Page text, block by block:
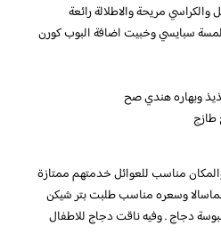
مريحة والاطلالة رائعة
لمسة سبايسي وخبيت اضافة البوب كورن
وبهاره هندي صح
طازج
مناسب للعوائل خدمتهم ممتازة
وسعره مناسب طلبت بتر شيكن
دجاج . وفيه ناقت دجاج للاطفال